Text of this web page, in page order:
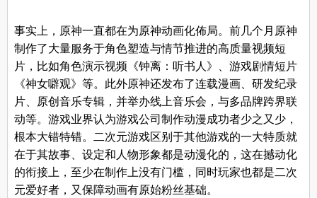
事实上，原神一直都在为原神动画化佈局。前几个月原神
制作了大量服务于角色塑造与情节推进的高质量视频短
片，比如角色演示视频《钟离：听书人》、游戏剧情短片
《神女噼观》等。此外原神还发布了连载漫画、研发纪录
片、原创音乐专辑，并举办线上音乐会，与多品牌跨界联
动等。游戏业界认为游戏公司制作动漫成功者少之又少，
根本大错特错。二次元游戏区别于其他游戏的一大特质就
在于其故事、设定和人物形象都是动漫化的，这在撼动化
的衔接上，至少在制作上没有门槛，同时玩家也都是二次
元爱好者，又保障动画有原始粉丝基础。